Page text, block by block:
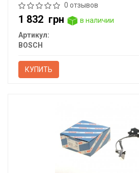
0 отзывов
1 832 грн
в наличии
Артикул:
BOSCH
КУПИТЬ